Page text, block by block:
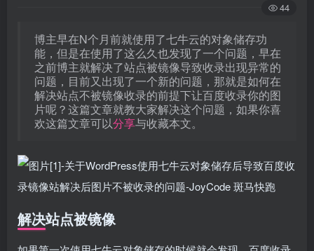
44
博主早在N个月前就使用了七牛云的对象储存功
能，但是在使用了这么久也发现了一个问题，早在
之前博主就解决了站点被镜像导致收录出现异常的
问题，目前又出现了一个新的问题，那就是如何在
解决站点不被镜像收录的前提下让百度收录你的图
片呢？这篇文章就教大家解决这个问题，如果你喜
欢这篇文章可以分享与收藏本文。
解决站点被镜像